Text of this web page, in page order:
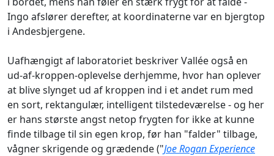
Ingo afslører derefter, at koordinaterne var en bjergtop
i Andesbjergene.
Uafhængigt af laboratoriet beskriver Vallée også en
ud‑af‑kroppen‑oplevelse derhjemme, hvor han oplever
at blive slynget ud af kroppen ind i et andet rum med
en sort, rektangulær, intelligent tilstedeværelse - og her
er hans største angst netop frygten for ikke at kunne
finde tilbage til sin egen krop, før han "falder" tilbage,
vågner skrigende og grædende ("Joe Rogan Experience